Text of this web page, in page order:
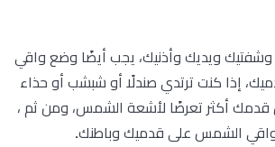
ويديك وأذنيك، يجب أيضًا وضع واقي
إذا كنت ترتدي صندلًا أو شبشب أو حذاء
قدمك أكثر تعرضًا لأشعة الشمس، ومن ثم ،
الشمس على قدميك وباطنك.